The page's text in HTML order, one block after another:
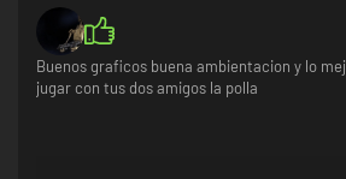
Buenos graficos buena ambientacion y lo
jugar con tus dos amigos la polla